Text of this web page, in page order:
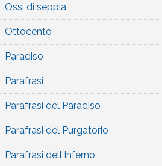
Ossi di seppia
Ottocento
Paradiso
Parafrasi
Parafrasi del Paradiso
Parafrasi del Purgatorio
Parafrasi dell'Inferno